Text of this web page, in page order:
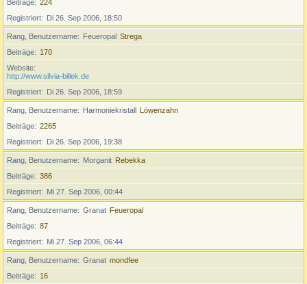
Beiträge
224
Registriert
Di 26. Sep 2006, 18:50
Rang, Benutzername Feueropal Strega
Beiträge
170
Website
http://www.silvia-billek.de
Registriert
Di 26. Sep 2006, 18:59
Rang, Benutzername Harmoniekristall Löwenzahn
Beiträge
2265
Registriert
Di 26. Sep 2006, 19:38
Rang, Benutzername Morganit Rebekka
Beiträge
386
Registriert
Mi 27. Sep 2006, 00:44
Rang, Benutzername Granat Feueropal
Beiträge
87
Registriert
Mi 27. Sep 2006, 06:44
Rang, Benutzername Granat mondfee
Beiträge
16